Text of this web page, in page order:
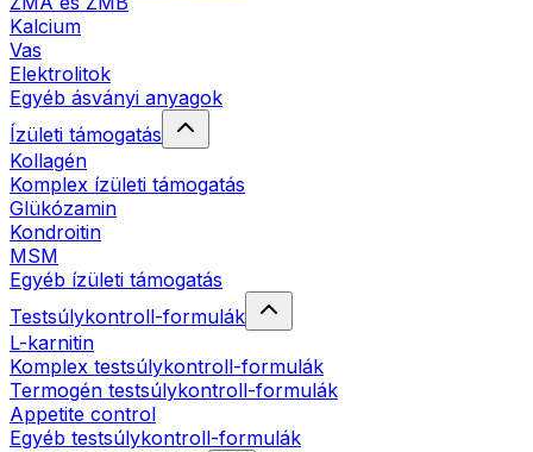
Kalcium
Vas
Elektrolitok
Egyéb ásványi anyagok
Ízületi támogatás
Kollagén
Komplex ízületi támogatás
Glükózamin
Kondroitin
MSM
Egyéb ízületi támogatás
Testsúlykontroll-formulák
L-karnitin
Komplex testsúlykontroll-formulák
Termogén testsúlykontroll-formulák
Appetite control
Egyéb testsúlykontroll-formulák